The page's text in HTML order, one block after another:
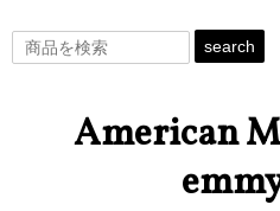
search
American